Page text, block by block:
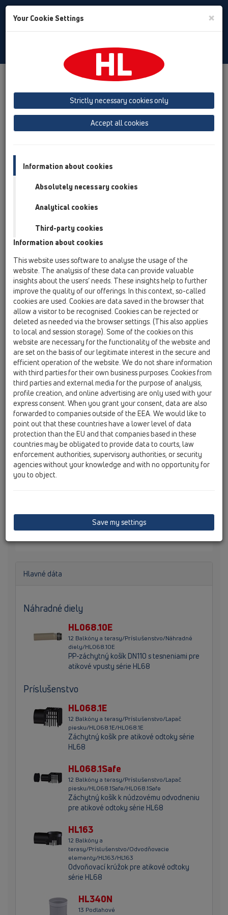
Toggle
Prehľad produktov
12 Balkóny a terasy
Produkty
Atikové vtoky HL68F HL68F.0/110
Produkty
HL68F.0/110
Atikový vpust s PP prírubou a PP
pripájacím potrubím DN110
atiky a prepojenie s FPO (TPO)-izolačných fólií na báze
PP.
Hlavné dáta
Náhradné diely
HL068.10E
12 Balkóny a terasy/Príslušenstvo/Náhradné
diely/HL068.10E
PP-záchytný košík DN110 s tesneniami pre
atikové vpusty série HL68
Príslušenstvo
HL068.1E
12 Balkóny a terasy/Príslušenstvo/Lapač
piesku/HL068.1E/HL068.1E
Záchytný košík pre atikové odtoky série
HL68
HL068.1Safe
12 Balkóny a terasy/Príslušenstvo/Lapač
piesku/HL068.1Safe/HL068.1Safe
Záchytný košík k núdzovému odvodneniu
pre atikové odtoky série HL68
HL163
12 Balkóny a
terasy/Príslušenstvo/Odvodňovacie
elementy/HL163/HL163
Odvoňovací krúžok pre atikové odtoky
série HL68
HL340N
13 Podlahové
Your Cookie Settings ×
Strictly necessary cookies only
Accept all cookies
Information about cookies
Absolutely necessary cookies
Analytical cookies
Third-party cookies
Information about cookies
This website uses software to analyse the usage of the
website. The analysis of these data can provide valuable
insights about the users’ needs. These insights help to further
improve the quality of our offerings. In this context, so-called
cookies are used. Cookies are data saved in the browser that
allow a visitor to be recognised. Cookies can be rejected or
deleted as needed via the browser settings. (This also applies
to local and session storage). Some of the cookies on this
website are necessary for the functionality of the website and
are set on the basis of our legitimate interest in the secure and
efficient operation of the website. We do not share information
with third parties for their own business purposes. Cookies from
third parties and external media for the purpose of analysis,
profile creation, and online advertising are only used with your
express consent. When you grant your consent, data are also
forwarded to companies outside of the EEA. We would like to
point out that these countries have a lower level of data
protection than the EU and that companies based in these
countries may be obligated to provide data to courts, law
enforcement authorities, supervisory authorities, or security
agencies without your knowledge and with no opportunity for
you to object.
Save my settings